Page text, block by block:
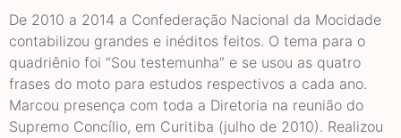
De 2010 a 2014 a Confederação Nacional da Mocidade
contabilizou grandes e inéditos feitos. O tema para o
quadriênio foi “Sou testemunha” e se usou as quatro
frases do moto para estudos respectivos a cada ano.
Marcou presença com toda a Diretoria na reunião do
Supremo Concílio, em Curitiba (julho de 2010). Realizou